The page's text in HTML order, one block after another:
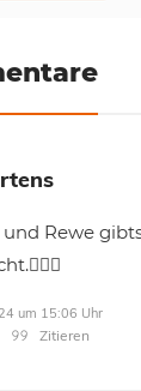
Rewe
um 15:06 Uhr
Zitieren